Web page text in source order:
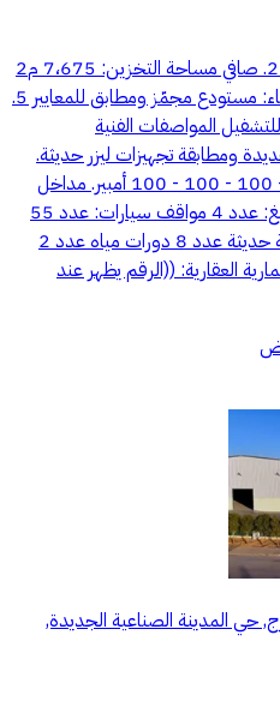
1. المساحة الإجمالية: 12،746م2 2. صافي مساحة التخزين: 7،675 م2
3. ارتفاع الجوانب 11 متر 4. نوع البناء: مستودع مجمّز ومطابق للمعايير 5.
المواصفات الفنية
ومطابقة تجهيزات ليزر حديثة.
الكهرباء: 4 عدادات [سعات: 200 - 100 - 100 - 100 أمبير. مداخل
شاحنات: عدد 8 رامب تحميل وتفريغ: عدد 4 مواقف سيارات: عدد 55
مرافق إضافية: عدد 8 مكاتب إدارية حديثة عدد 8 دورات مياه عدد 2
العقارية: ((الرقم يظهر عند
حي المدينة الصناعية الجديدة,